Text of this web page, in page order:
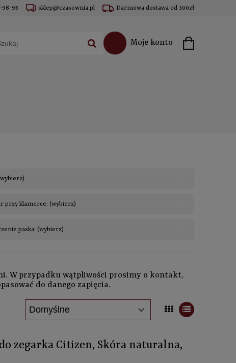
98-95 sklep@czasownia.pl Darmowa dostawa od 300zł
Moje konto
przy klamerce: (wybierz)
paska: (wybierz)
W przypadku wątpliwości prosimy o kontakt,
do danego zapięcia.
zegarka Citizen, Skóra naturalna,